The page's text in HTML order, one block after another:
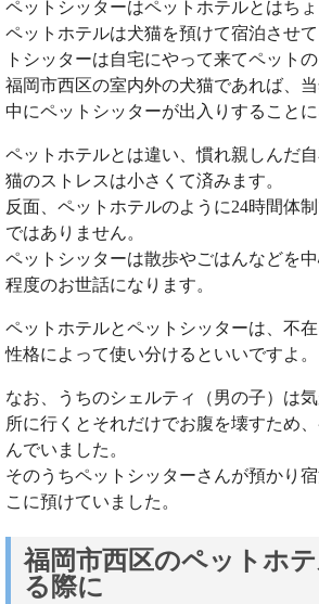
ペットシッターはペットホテルとはちょ
ペットホテルは犬猫を預けて宿泊させ
トシッターは自宅にやって来てペット
福岡市西区の室内外の犬猫であれば、
中にペットシッターが出入りすることに
ペットホテルとは違い、慣れ親しんだ
猫のストレスは小さくて済みます。
反面、ペットホテルのように24時間体
ではありません。
ペットシッターは散歩やごはんなどを
程度のお世話になります。
ペットホテルとペットシッターは、不
性格によって使い分けるといいですよ。
なお、うちのシェルティ（男の子）は
所に行くとそれだけでお腹を壊すため
んでいました。
そのうちペットシッターさんが預かり
こに預けていました。
福岡市西区のペットホ
る際に